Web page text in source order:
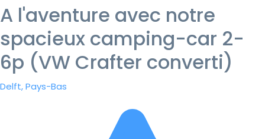
A l'aventure avec notre
spacieux camping-car 2-
6p (VW Crafter converti)
Delft, Pays-Bas